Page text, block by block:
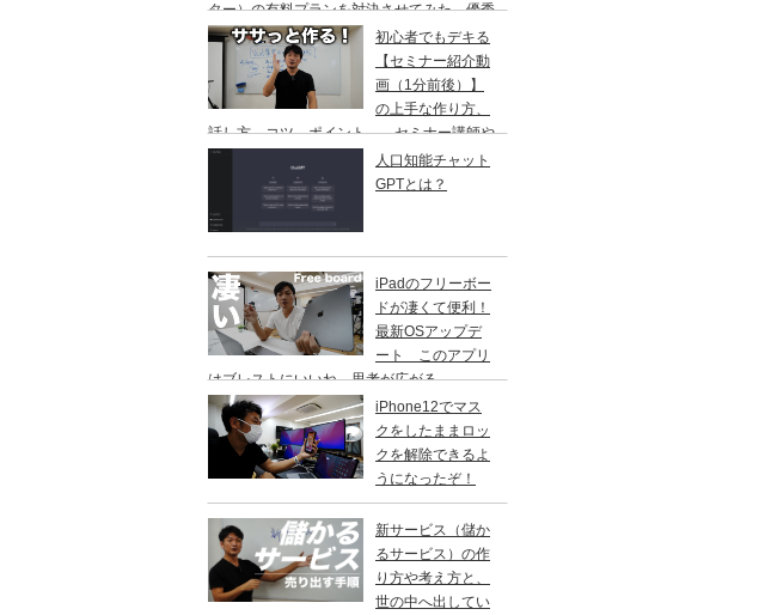
ター）の有料プランを対決させてみた。優秀
なのはどっちなのか？
初心者でもデキる
【セミナー紹介動
画（1分前後）】
の上手な作り方、
話し方、コツ、ポイント、 セミナー講師や
研修講師の方ご参考に
人口知能チャット
GPTとは？
iPadのフリーボー
ドが凄くて便利！
最新OSアップデ
ート このアプリ
はブレストにいいね。思考が広がる。
iPhone12でマス
クをしたままロッ
クを解除できるよ
うになったぞ！
新サービス（儲か
るサービス）の作
り方や考え方と、
世の中へ出してい